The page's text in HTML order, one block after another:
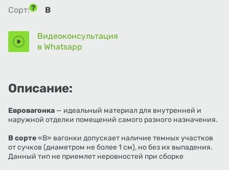
Сорт:
В
Видеоконсультация
в Whatsapp
Описание:
Евровагонка — идеальный материал для внутренней и
наружной отделки помещений самого разного назначения.
В сорте«В» вагонки допускает наличие темных участков
от сучков (диаметром не более 1 см), но без их выпадения.
Данный тип не приемлет неровностей при сборке